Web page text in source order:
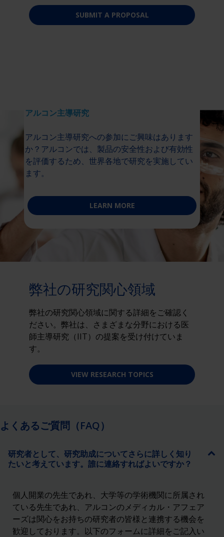
SUBMIT A PROPOSAL
アルコン主導研究
アルコン主導研究への参加にご興味はあります
か？アルコンでは、製品の安全性および有効性
を評価するため、世界各地で研究を実施してい
ます。
LEARN MORE
弊社の研究関心領域
弊社の研究関心領域に関する詳細をご確認く
ださい。弊社は、さまざまな分野における医
師主導研究（IIT）の提案を受け付けていま
す。
VIEW RESEARCH TOPICS
よくあるご質問（FAQ）
研究者として、研究助成についてさらに詳しく知り
たいと考えています。誰に連絡すればよいですか？
個人開業の先生であれ、大学等の学術機関に所属され
ている先生であれ、アルコンのメディカル・アフェア
ーズは関心をお持ちの研究者の皆様と連携する機会を
歓迎しております。以下のフォームに詳細をご記入い